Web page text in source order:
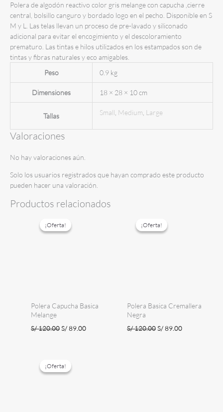
Polera de algodón reactivo color gris melange con capucha ,cierre
central, bolsillo canguro y bordado logo en el pecho. Disponible en S
M y L. Las telas llevan un proceso de pre-lavado y siliconado
adicional para evitar el encogimiento y el descoloramiento
prematuro. Las tintas e hilos utilizados en los estampados son de
tintas y fibras naturales y eco amigables.
Peso
0.9 kg
Dimensiones 18 × 28 × 10 cm
Tallas Small Medium Large
Valoraciones
No hay valoraciones aún.
Solo los usuarios registrados que hayan comprado este producto
pueden hacer una valoración.
Productos relacionados
¡Oferta!
¡Oferta!
Polera Capucha Basica
Melange
S/120.00 El
S/89.00El
¡Oferta!
¡Oferta!
Polera Basica Cremallera
Negra
S/120.00 El
S/89.00El
¡Oferta!
¡Oferta!